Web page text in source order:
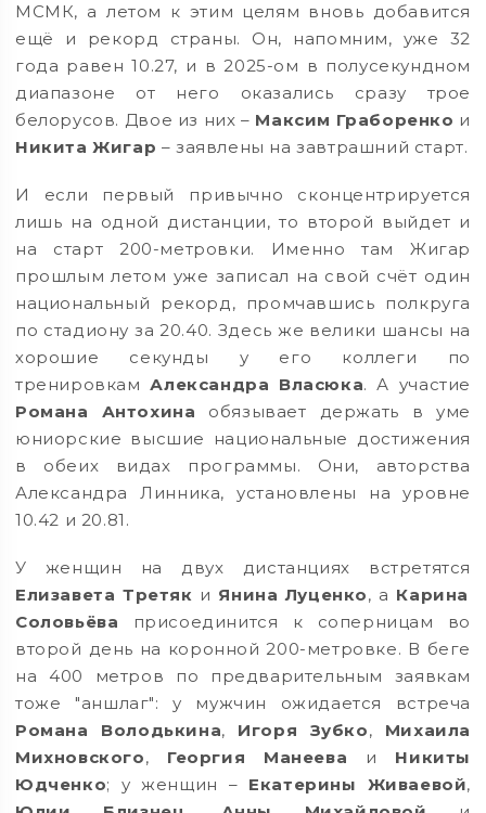
МСМК, а летом к этим целям вновь добавится
ещё и рекорд страны. Он, напомним, уже 32
года равен 10.27, и в 2025-ом в полусекундном
диапазоне от него оказались сразу трое
белорусов. Двое из них – Максим Граборенко и
Никита Жигар – заявлены на завтрашний старт.
И если первый привычно сконцентрируется
лишь на одной дистанции, то второй выйдет и
на старт 200-метровки. Именно там Жигар
прошлым летом уже записал на свой счёт один
национальный рекорд, промчавшись полкруга
по стадиону за 20.40. Здесь же велики шансы на
хорошие секунды у его коллеги по
тренировкамАлександра Власюка. А участие
Романа Антохина обязывает держать в уме
юниорские высшие национальные достижения
в обеих видах программы. Они, авторства
Александра Линника, установлены на уровне
10.42 и 20.81.
У женщин на двух дистанциях встретятся
Елизавета Третяк и Янина Луценко, а Карина
Соловьёва присоединится к соперницам во
второй день на коронной 200-метровке. В беге
на 400 метров по предварительным заявкам
тоже "аншлаг": у мужчин ожидается встреча
Романа Володькина, Игоря Зубко, Михаила
Михновского, Георгия Манеева и Никиты
Юдченко; у женщин – Екатерины Живаевой,